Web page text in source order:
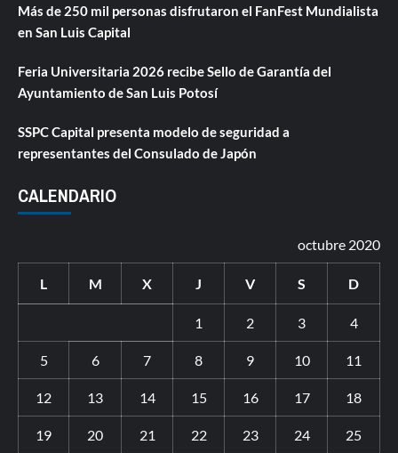
Más de 250 mil personas disfrutaron el FanFest Mundialista
en San Luis Capital
Feria Universitaria 2026 recibe Sello de Garantía del
Ayuntamiento de San Luis Potosí
SSPC Capital presenta modelo de seguridad a
representantes del Consulado de Japón
CALENDARIO
octubre 2020
L M X J V S D
1 2 3 4
5 6 7 8 9 10 11
12 13 14 15 16 17 18
19 20 21 22 23 24 25